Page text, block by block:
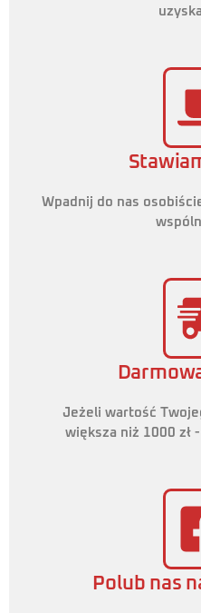
Wpadnij do nas
Jeżeli wartość
większa niż 1000 zł
Polub nas